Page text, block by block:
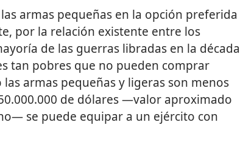
armas pequeñas en la opción preferida
por la relación existente entre los
de las guerras libradas en la década
tan pobres que no pueden comprar
armas pequeñas y ligeras son menos
de dólares —valor aproximado
se puede equipar a un ejército con